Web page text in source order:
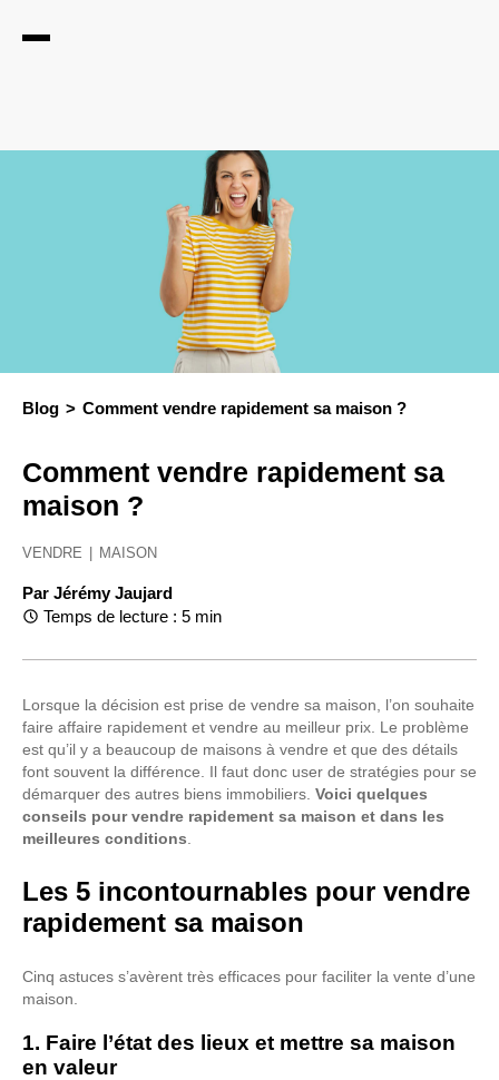
Blog Comment vendre rapidement sa maison ?
Comment vendre rapidement sa
maison ?
VENDRE MAISON
Par Jérémy Jaujard
Temps de lecture : 5 min
Lorsque la décision est prise de vendre sa maison, l’on souhaite
faire affaire rapidement et vendre au meilleur prix. Le problème
est qu’il y a beaucoup de maisons à vendre et que des détails
font souvent la différence. Il faut donc user de stratégies pour se
démarquer des autres biens immobiliers. Voici quelques
conseils pour vendre rapidement sa maison et dans les
meilleures conditions
Les 5 incontournables pour vendre
rapidement sa maison
Cinq astuces s’avèrent très efficaces pour faciliter la vente d’une
maison.
1. Faire l’état des lieux et mettre sa maison
en valeur